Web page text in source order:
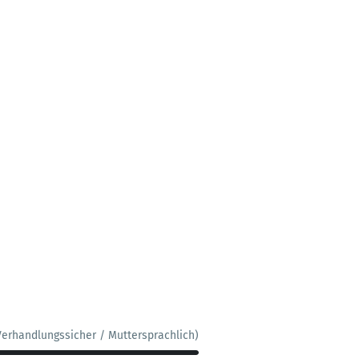
/ Muttersprachlich)